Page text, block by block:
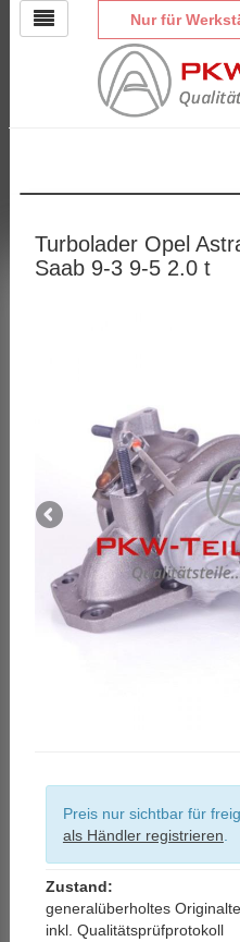
Nur für
Turbolader Opel
Saab 9-3 9-5 2.0 t
Preis nur sichtbar für
als Händler registrieren
Zustand:
generalüberholtes
inkl. Qualitätsprüfprotokoll